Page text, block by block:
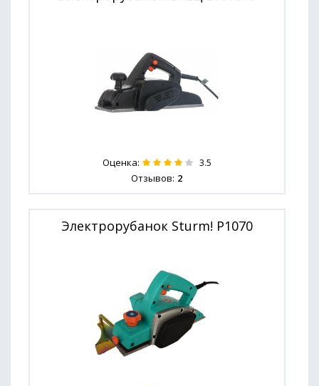
Оценка: 3.5
Отзывов: 2
Электрорубанок Sturm! P1070